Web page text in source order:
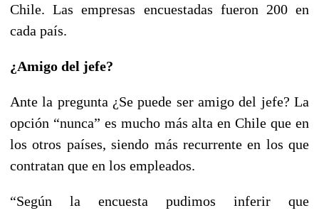
Chile. Las empresas encuestadas fueron 200 en
cada país.
¿Amigo del jefe?
Ante la pregunta ¿Se puede ser amigo del jefe? La
opción “nunca” es mucho más alta en Chile que en
los otros países, siendo más recurrente en los que
contratan que en los empleados.
“Según la encuesta pudimos inferir que